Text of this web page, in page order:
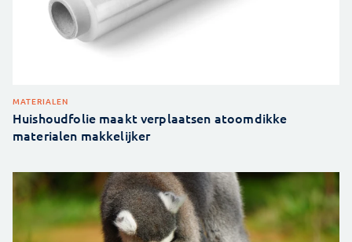
MATERIALEN
Huishoudfolie maakt verplaatsen atoomdikke
materialen makkelijker